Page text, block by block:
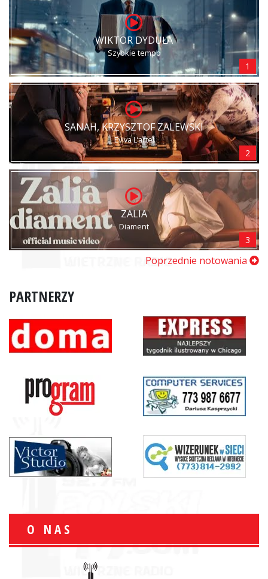
WIKTOR DYDUŁA
Szybkie tempo
1
SANAH, KRZYSZTOF ZALEWSKI
Eviva L’arte!
2
ZALIA
Diament
3
Poprzednie notowania
PARTNERZY
O NAS